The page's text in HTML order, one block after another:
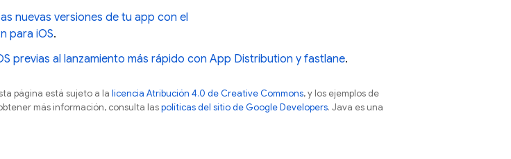
nuevas versiones de tu app con el
para iOS.
previas al lanzamiento más rápido con App Distribution y fastlane.
página está sujeto a la licencia Atribución 4.0 de Creative Commons, y los ejemplos de
más información, consulta laspolíticas del sitio de Google Developers. Java es una